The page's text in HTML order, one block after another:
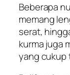
Beberapa
memang
serat,
kurma juga
yang cukup